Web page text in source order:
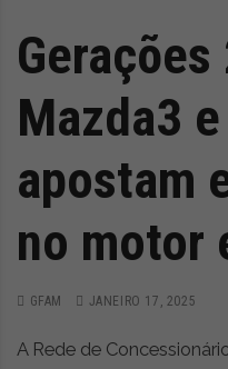
Mazda3
apostam
no motor
GFAM JANEIRO 17, 2025
A Rede de